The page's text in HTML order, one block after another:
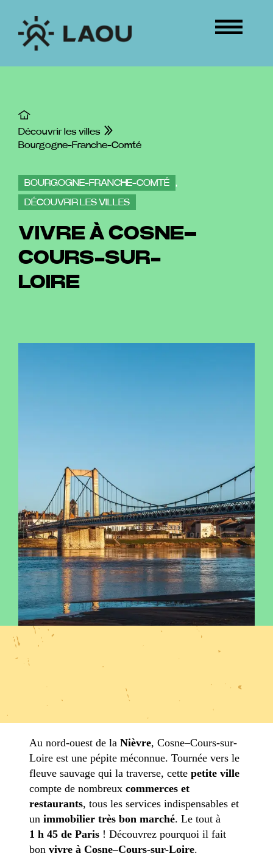
contenu
ÉVÉNEMENTS
CONNEXION
Découvrir les villes
Bourgogne-Franche-Comté
BOURGOGNE-FRANCHE-COMTÉ
,
DÉCOUVRIR LES VILLES
VIVRE À COSNE–
COURS-SUR-
LOIRE
Au nord-ouest de la Nièvre, Cosne–Cours-sur-
Loire est une pépite méconnue. Tournée vers le
fleuve sauvage qui la traverse, cette petite ville
compte de nombreux commerces et
restaurants, tous les services indispensables et
un immobilier très bon marché. Le tout à
1 h 45 de Paris! Découvrez pourquoi il fait
bon vivre à Cosne–Cours-sur-Loire.